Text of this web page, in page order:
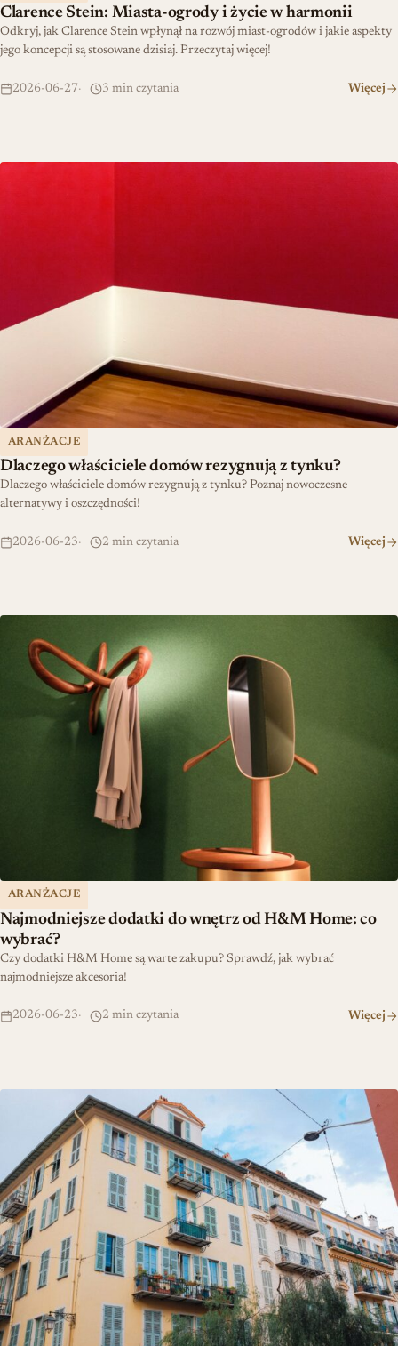
Clarence Stein: Miasta-ogrody i życie w harmonii
Odkryj, jak Clarence Stein wpłynął na rozwój miast-ogrodów i jakie aspekty
jego koncepcji są stosowane dzisiaj. Przeczytaj więcej!
2026-06-27 3 min czytania Więcej
ARANŻACJE
Dlaczego właściciele domów rezygnują z tynku?
Dlaczego właściciele domów rezygnują z tynku? Poznaj nowoczesne
alternatywy i oszczędności!
2026-06-23 2 min czytania Więcej
ARANŻACJE
Najmodniejsze dodatki do wnętrz od H&M Home: co
wybrać?
Czy dodatki H&M Home są warte zakupu? Sprawdź, jak wybrać
najmodniejsze akcesoria!
2026-06-23 2 min czytania Więcej
Jak urządzić małe mieszkanie w stylu francuskim: Praktyczne